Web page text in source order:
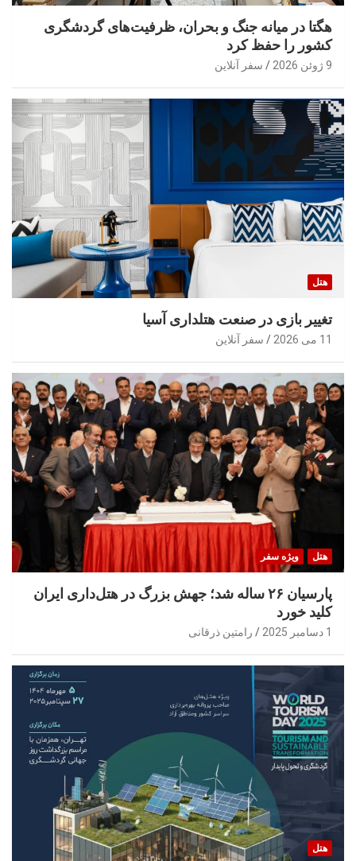
هگتا در میانه جنگ و بحران، ظرفیت‌های گردشگری
کشور را حفظ کرد
9 ژوئن 2026 سفر آنلاین
هتل
تغییر بازی در صنعت هتلداری آسیا
11 می 2026 سفر آنلاین
هتل ویژه سفر
پارسیان ۲۶ ساله شد؛ جهش بزرگ در هتل‌داری ایران
کلید خورد
1 دسامبر 2025 رامتین ذرقانی
هتل